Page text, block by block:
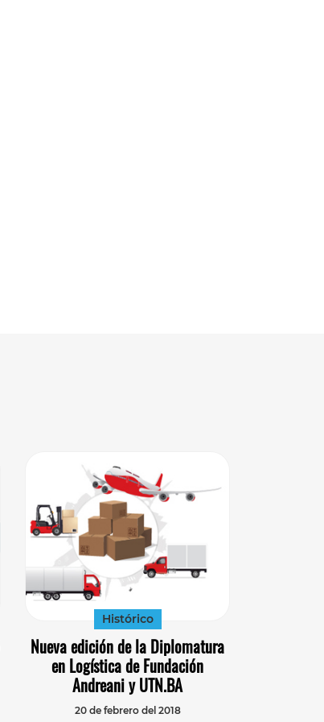
Histórico
Nueva edición de la Diplomatura
en Logística de Fundación
Andreani y UTN.BA
20 de febrero del 2018